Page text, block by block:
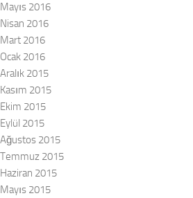
Mayıs 2016
Nisan 2016
Mart 2016
Ocak 2016
Aralık 2015
Kasım 2015
Ekim 2015
Eylül 2015
Ağustos 2015
Temmuz 2015
Haziran 2015
Mayıs 2015